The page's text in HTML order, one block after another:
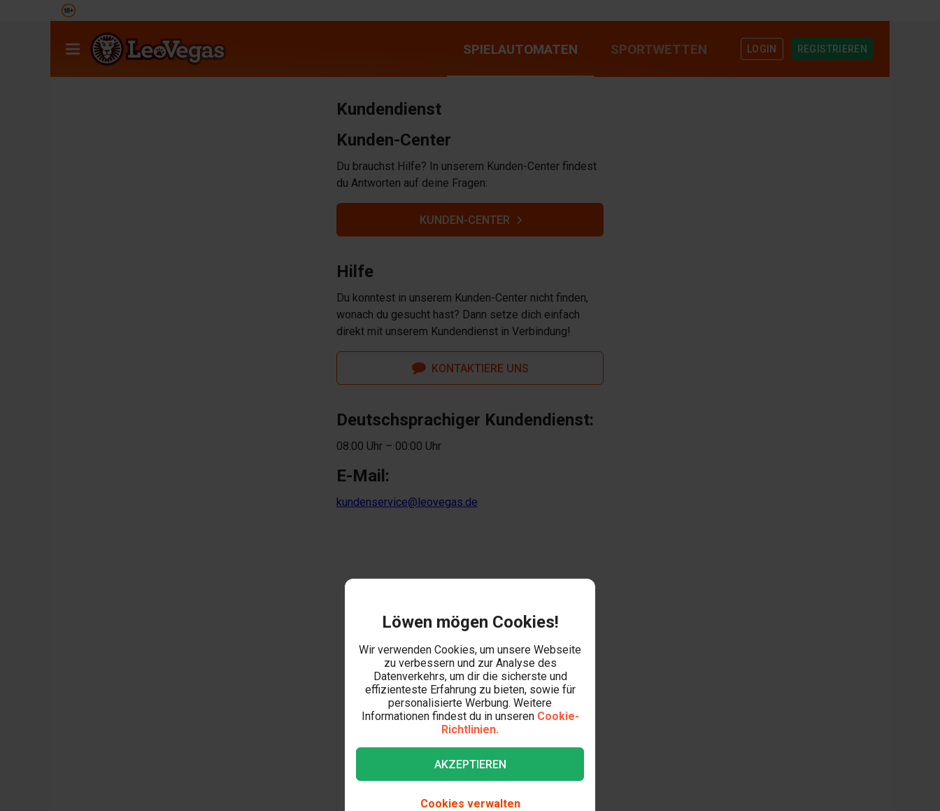
SPIELAUTOMATEN SPORTWETTEN LOGIN REGISTRIEREN
Kundendienst
Kunden-Center
Du brauchst Hilfe? In unserem Kunden-Center findest
du Antworten auf deine Fragen:
KUNDEN-CENTER
Hilfe
Du konntest in unserem Kunden-Center nicht finden,
wonach du gesucht hast? Dann setze dich einfach
direkt mit unserem Kundendienst in Verbindung!
KONTAKTIERE UNS
Deutschsprachiger Kundendienst:
08:00 Uhr – 00:00 Uhr
E-Mail:
kundenservice@leovegas.de
Löwen mögen Cookies!
Wir verwenden Cookies, um unsere Webseite
zu verbessern und zur Analyse des
Datenverkehrs, um dir die sicherste und
effizienteste Erfahrung zu bieten, sowie für
personalisierte Werbung. Weitere
Informationen findest du in unseren Cookie-
Richtlinien.
AKZEPTIEREN
Cookies verwalten